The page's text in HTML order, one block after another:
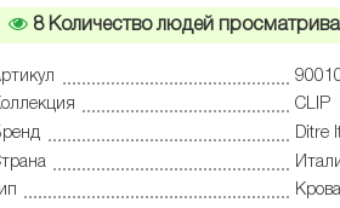
8Количество людей
CLIP
Ditre